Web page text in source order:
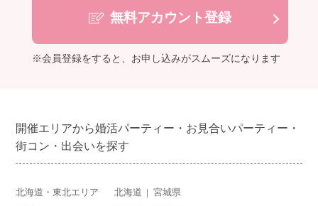
無料アカウント登録
※会員登録をすると、お申し込みがスムーズになります
開催エリアから婚活パーティー・お見合いパーティー・
街コン・出会いを探す
北海道・東北エリア 北海道 宮城県